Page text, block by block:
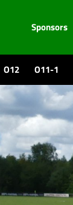
Sponsors
O12 O11-1